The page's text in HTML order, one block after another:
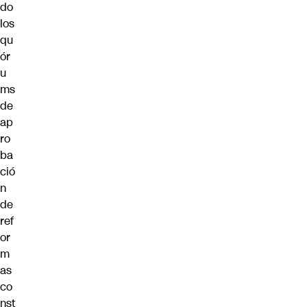
do
los
qu
ór
u
ms
de
ap
ro
ba
ció
n
de
ref
or
m
as
co
nst